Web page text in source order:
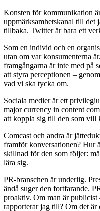
Konsten för kommunikation
uppmärksamhetskanal till det
tillbaka. Twitter är bara ett
Som en individ och en
utan om var konsumenterna
framgångarna är inte med på
att styra perceptionen –
vad vi ska tycka om.
Sociala medier är ett
major currency in content
att koppla sig till den som vill
Comcast och andra är
framför konversationen? Hur
skillnad för den som följer:
lära sig.
PR-branschen är underlig.
ändå suger den fortfarande.
proaktiv. Om man är publicist
rapporterar jag till? Om det är